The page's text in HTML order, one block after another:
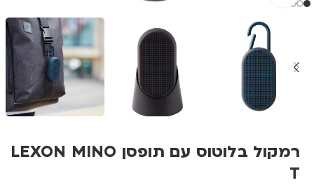
רמקול בלוטוס עם תופסן LEXON MINO
T